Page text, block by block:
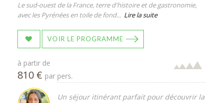
Le sud-ouest de la France, terre d'histoire et de gastronomie,
avec les Pyrénées en toile de fond... Lire la suite
VOIR LE PROGRAMME
à partir de
810 € par pers.
Un séjour itinérant parfait pour découvrir la